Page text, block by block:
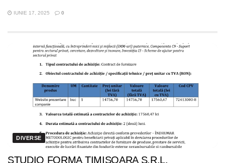
IUNIE 17, 2025 0
DIVERSE
STUDIO FORMA TIMIȘOARA S.R.L.